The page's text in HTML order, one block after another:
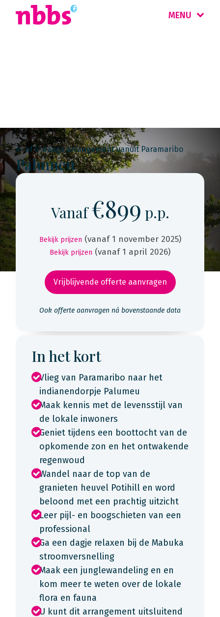
MENU
4- of 5-daags arrangement vanuit Paramaribo
Palumeu
Vanaf€899 p.p.
Bekijk prijzen (vanaf 1 november 2025)
Bekijk prijzen (vanaf 1 april 2026)
Vrijblijvende offerte aanvragen
Ook offerte aanvragen ná bovenstaande data
In het kort
Vlieg van Paramaribo naar het
indianendorpje Palumeu
Maak kennis met de levensstijl van
de lokale inwoners
Geniet tijdens een boottocht van de
opkomende zon en het ontwakende
regenwoud
Wandel naar de top van de
granieten heuvel Potihill en word
beloond met een prachtig uitzicht
Leer pijl- en boogschieten van een
professional
Ga een dagje relaxen bij de Mabuka
stroomversnelling
Maak een junglewandeling en en
kom meer te weten over de lokale
flora en fauna
U kunt dit arrangement uitsluitend